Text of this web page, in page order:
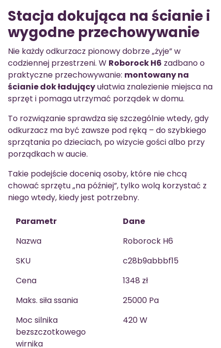
Stacja dokująca na ścianie i
wygodne przechowywanie
Nie każdy odkurzacz pionowy dobrze „żyje” w
codziennej przestrzeni. W Roborock H6 zadbano o
praktyczne przechowywanie: montowany na
ścianie dok ładującyułatwia znalezienie miejsca na
sprzęt i pomaga utrzymać porządek w domu.
To rozwiązanie sprawdza się szczególnie wtedy, gdy
odkurzacz ma być zawsze pod ręką – do szybkiego
sprzątania po dzieciach, po wizycie gości albo przy
porządkach w aucie.
Takie podejście docenią osoby, które nie chcą
chować sprzętu „na później”, tylko wolą korzystać z
niego wtedy, kiedy jest potrzebny.
Parametr
Dane
Nazwa
Roborock H6
SKU
c28b9abbbf15
Cena
1348 zł
Maks. siła ssania
25000 Pa
Moc silnika
bezszczotkowego
wirnika
420 W